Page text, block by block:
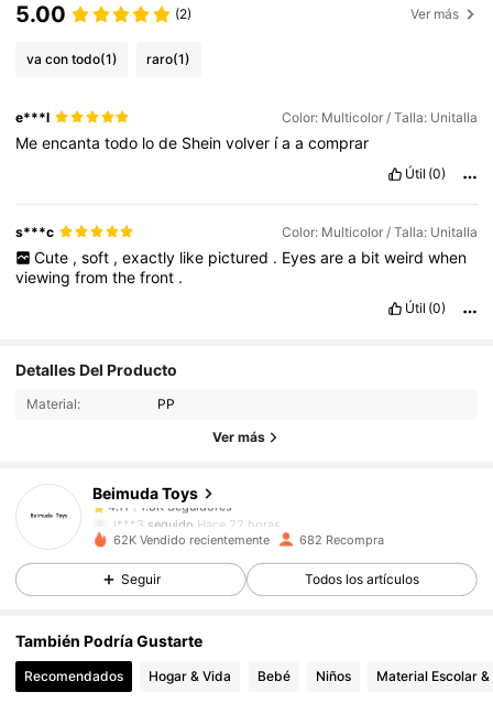
5.00 (2) Ver más
va con todo(1) raro(1)
e***l Color: Multicolor / Talla: Unitalla
Meencantatodo lode Sheinvolver íaacomprar
Útil (0)
s***c Color: Multicolor / Talla: Unitalla
Cute , soft , exactly like pictured . Eyes are a bit weird when
viewingfromthefront .
Útil (0)
Detalles Del Producto
Material: PP
Ver más
Beimuda Toys
4.11
1.8K Seguidores
l***3seguidoHace 22 horas
4.11
1.8K Seguidores
4.11 1.8K Seguidores
4.11 1.8K Seguidores
4.11 1.8K Seguidores
62K Vendido recientemente 682 Recompra
Seguir Todos los artículos
También Podría Gustarte
Recomendados Hogar & Vida Bebé Niños Material Escolar